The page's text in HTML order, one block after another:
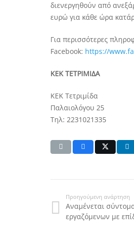
διενεργηθούν από
ευρώ για κάθε ώρα
Για περισσότερες
Facebook: https://
ΚΕΚ ΤΕΤΡΙΜΙΔΑ
ΚΕΚ Τετριμίδα
Παλαιολόγου 25
Τηλ: 2231021335
Προηγούμενη ανάρτηση
Αναμένεται
εργαζόμενων με